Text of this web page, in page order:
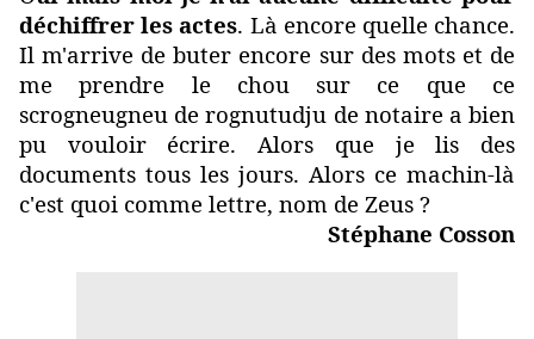
déchiffrer les actes. Là encore quelle chance.
Il m'arrive de buter encore sur des mots et de
me prendre le chou sur ce que ce
scrogneugneu de rognutudju de notaire a bien
pu vouloir écrire. Alors que je lis des
documents tous les jours. Alors ce machin-là
c'est quoi comme lettre, nom de Zeus ?
Stéphane Cosson